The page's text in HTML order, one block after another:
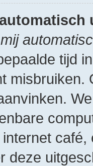
tijd
misbruiken.
deze